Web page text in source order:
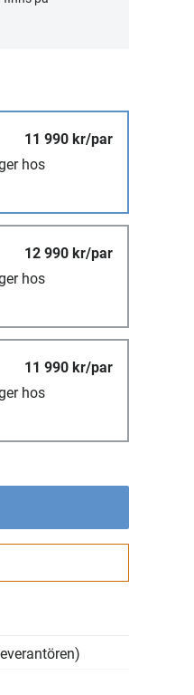
11 990 kr/par
hos
12 990 kr/par
hos
11 990 kr/par
hos